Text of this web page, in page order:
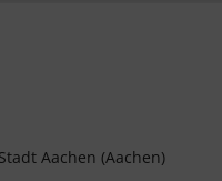
Aachen (Aachen)